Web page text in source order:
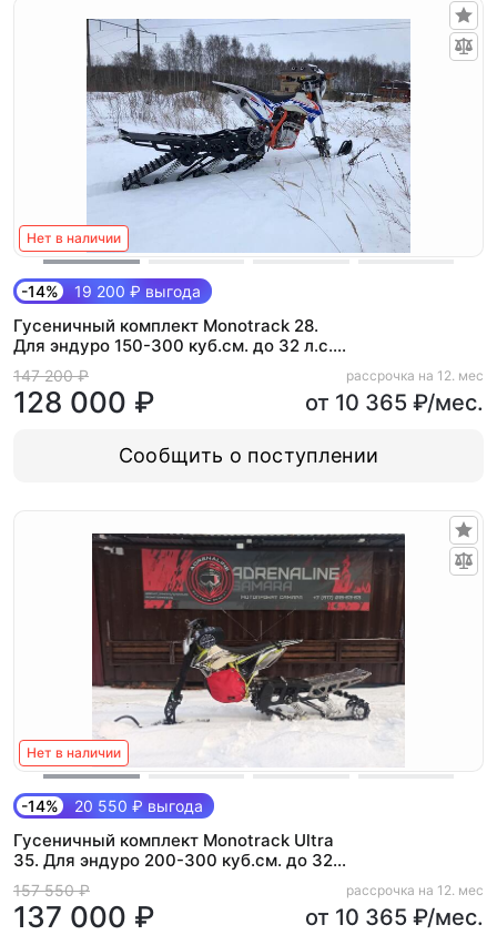
Нет в наличии
-14% 19 200 ₽ выгода
Гусеничный комплект Monotrack 28.
Для эндуро 150-300 куб.см. до 32 л.с.
(Basic)
147 200 ₽
128 000 ₽
рассрочка на 12. мес
от 10 365 ₽/мес.
Сообщить о поступлении
Нет в наличии
-14% 20 550 ₽ выгода
Гусеничный комплект Monotrack Ultra
35. Для эндуро 200-300 куб.см. до 32
л.с (Light)
157 550 ₽
137 000 ₽
рассрочка на 12. мес
от 10 365 ₽/мес.